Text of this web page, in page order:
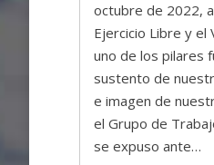
octubre de 2022,
Ejercicio Libre y el
uno de los pilares
sustento de
e imagen de
el Grupo de
se expuso ante…